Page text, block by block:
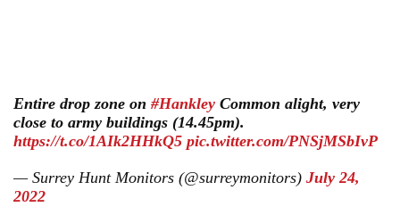
Entire drop zone on #Hankley Common alight, very
close to army buildings (14.45pm).
https://t.co/1AIk2HHkQ5 pic.twitter.com/PNSjMSbIvP
— Surrey Hunt Monitors (@surreymonitors) July 24,
2022